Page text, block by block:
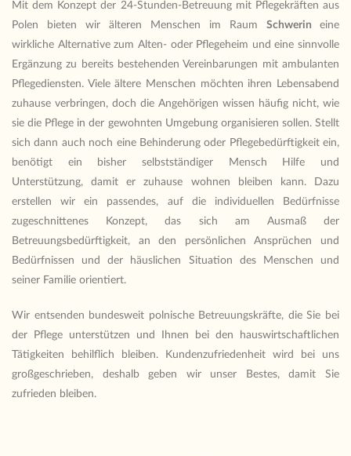
Mit dem Konzept der 24-Stunden-Betreuung mit Pflegekräften aus
Polen bieten wir älteren Menschen im Raum Schwerin eine
wirkliche Alternative zum Alten- oder Pflegeheim und eine sinnvolle
Ergänzung zu bereits bestehenden Vereinbarungen mit ambulanten
Pflegediensten. Viele ältere Menschen möchten ihren Lebensabend
zuhause verbringen, doch die Angehörigen wissen häufig nicht, wie
sie die Pflege in der gewohnten Umgebung organisieren sollen. Stellt
sich dann auch noch eine Behinderung oder Pflegebedürftigkeit ein,
benötigt ein bisher selbstständiger Mensch Hilfe und
Unterstützung, damit er zuhause wohnen bleiben kann. Dazu
erstellen wir ein passendes, auf die individuellen Bedürfnisse
zugeschnittenes Konzept, das sich am Ausmaß der
Betreuungsbedürftigkeit, an den persönlichen Ansprüchen und
Bedürfnissen und der häuslichen Situation des Menschen und
seiner Familie orientiert.
Wir entsenden bundesweit polnische Betreuungskräfte, die Sie bei
der Pflege unterstützen und Ihnen bei den hauswirtschaftlichen
Tätigkeiten behilflich bleiben. Kundenzufriedenheit wird bei uns
großgeschrieben, deshalb geben wir unser Bestes, damit Sie
zufrieden bleiben.